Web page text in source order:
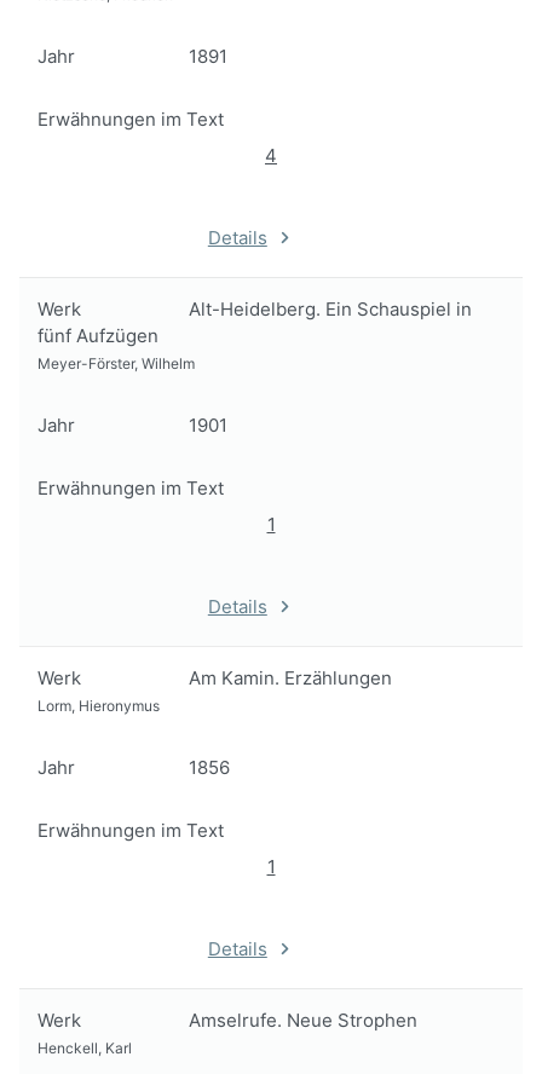
Jahr 1891
Erwähnungen im Text
4
Details
Werk
Alt-Heidelberg. Ein Schauspiel in
fünf Aufzügen
Meyer-Förster, Wilhelm
Jahr 1901
Erwähnungen im Text
1
Details
Werk Am Kamin. Erzählungen
Lorm, Hieronymus
Jahr 1856
Erwähnungen im Text
1
Details
Werk Amselrufe. Neue Strophen
Henckell, Karl